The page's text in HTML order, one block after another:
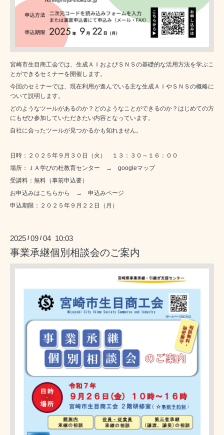
宮崎市生目商工会では、生成ＡＩおよびＳＮＳの基礎的な活用方法を学ぶこ
とができるセミナーを開催します。
今回のセミナーでは、現在利用が進んでいる主な生成ＡＩやＳＮＳの概略に
ついて説明します。
どのようなツールがあるのか？どのようなことができるのか？はじめての方
にもぜひ参加していただきたい内容となっています。
自社に合ったツールが見つかるかも知れません。
日時：２０２５年９月３０日（火） １３：３０～１６：００
場所：ＪＡ学びの杜教育センター → googleマップ
受講料：無料（事前申込要）
お申込みはこちらから → 申込みページ
申込期限：２０２５年９月２２日（月）
2025 /09 /04 10:03
事業承継個別相談会のご案内